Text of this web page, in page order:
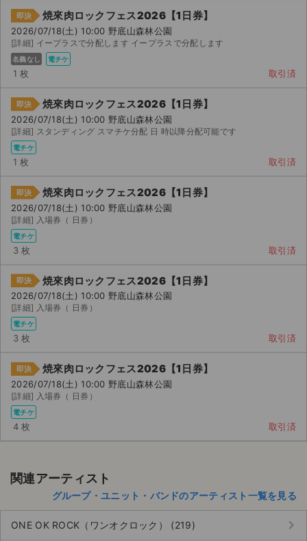
即決 焼來肉ロックフェス2026【1日券】
2026/07/18(土) 10:00 野底山森林公園
[詳細] イープラスで分配します イープラスで分配します
名義なし 電チケ
1 枚 取引済
即決 焼來肉ロックフェス2026【1日券】
2026/07/18(土) 10:00 野底山森林公園
[詳細] スタンディング スマチケ分配 日 時以降分配可能です
電チケ
1 枚 取引済
即決 焼來肉ロックフェス2026【1日券】
2026/07/18(土) 10:00 野底山森林公園
[詳細] 入場券（ 日券）
電チケ
3 枚 取引済
即決 焼來肉ロックフェス2026【1日券】
2026/07/18(土) 10:00 野底山森林公園
[詳細] 入場券（ 日券）
電チケ
3 枚 取引済
即決 焼來肉ロックフェス2026【1日券】
2026/07/18(土) 10:00 野底山森林公園
[詳細] 入場券（ 日券）
電チケ
4 枚 取引済
関連アーティスト
グループ・ユニット・バンドのアーティスト一覧を見る
ONE OK ROCK（ワンオクロック） (219) keyboard_arrow_right